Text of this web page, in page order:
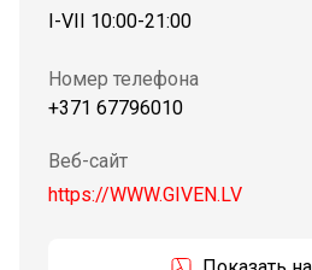
I-VII 10:00-21:00
Номер телефона
+371 67796010
Веб-сайт
https://WWW.GIVEN.LV